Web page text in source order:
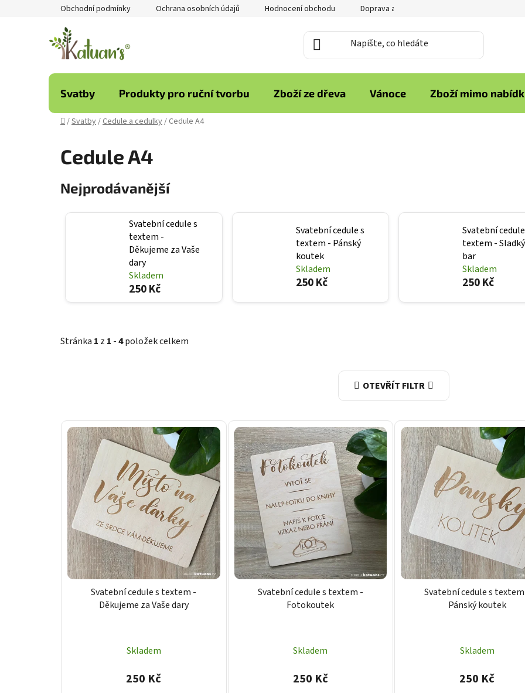
Obchodní podmínky Ochrana osobních údajů Hodnocení obchodu Doprava a platba
Svatby Produkty pro ruční tvorbu Zboží ze dřeva Vánoce Zboží mimo
Domů
/Svatby/Cedule a cedulky/ Cedule A4
Cedule A4
Nejprodávanější
Svatební cedule s
textem -
Děkujeme za Vaše
dary
Skladem
250 Kč
Svatební cedule s
textem - Pánský
koutek
Skladem
250 Kč
Svatební
textem - Sladký
bar
Skladem
250 Kč
Stránka 1 z 1 -4položek celkem
OTEVŘÍT FILTR
V
ý
p
o
d
Svatební cedule s textem -
Děkujeme za Vaše dary
Skladem
250 Kč
Svatební cedule s textem -
Fotokoutek
Skladem
250 Kč
Svatební cedule s
Pánský koutek
Skladem
250 Kč